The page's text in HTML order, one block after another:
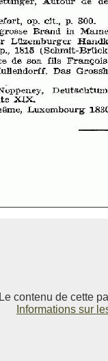
Le contenu de cette
Informations sur